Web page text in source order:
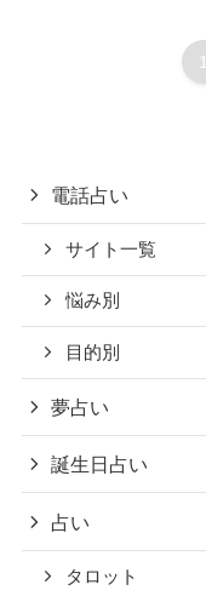
1
電話占い
サイト一覧
悩み別
目的別
夢占い
誕生日占い
占い
タロット